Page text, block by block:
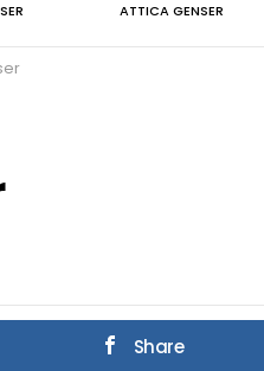
ATTICA GENSER
Share